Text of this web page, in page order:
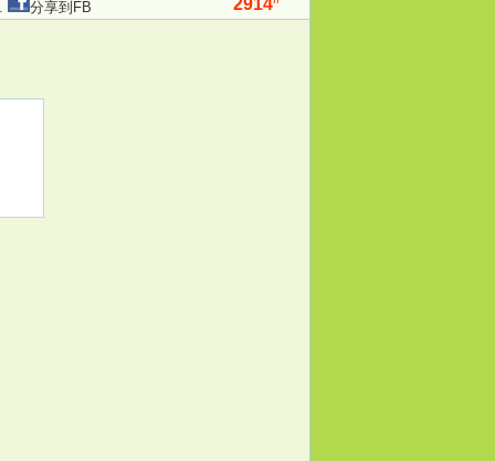
2914
分享到FB